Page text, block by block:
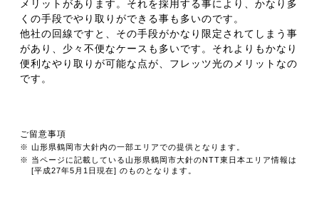
メリットがあります。それを採用する事により、かなり多
くの手段でやり取りができる事も多いのです。
他社の回線ですと、その手段がかなり限定されてしまう事
があり、少々不便なケースも多いです。それよりもかなり
便利なやり取りが可能な点が、フレッツ光のメリットなの
です。
ご留意事項
※ 山形県鶴岡市大針内の一部エリアでの提供となります。
※ 当ページに記載している山形県鶴岡市大針のNTT東日本エリア情報は
[平成27年5月1日現在] のものとなります。